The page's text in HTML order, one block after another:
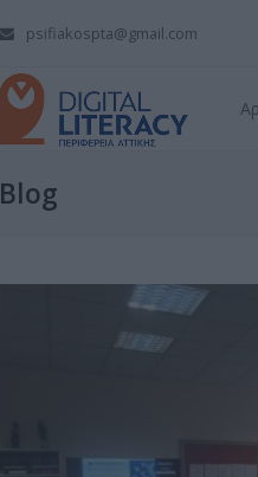
psifiakospta@gmail.com
Blog